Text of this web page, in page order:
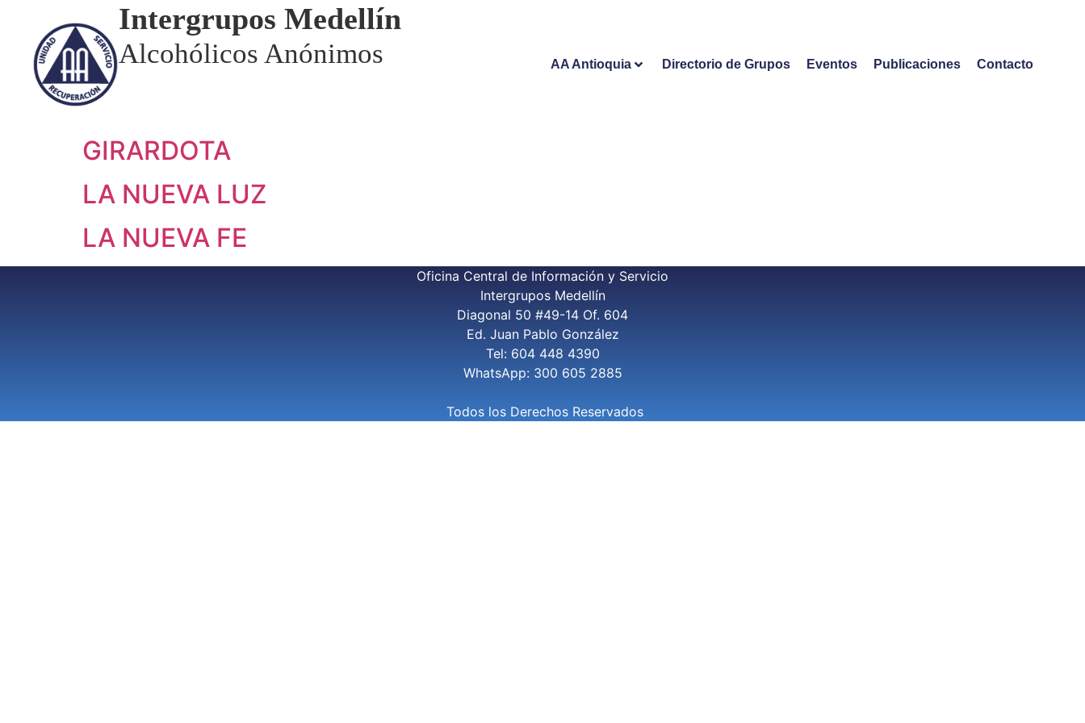
Intergrupos Medellín
Alcohólicos Anónimos AA Antioquia Directorio de Grupos Eventos Publicaciones Contacto
GIRARDOTA
LA NUEVA LUZ
LA NUEVA FE
Oficina Central de Información y Servicio
Intergrupos Medellín
Diagonal 50 #49-14 Of. 604
Ed. Juan Pablo González
Tel: 604 448 4390
WhatsApp: 300 605 2885
Todos los Derechos Reservados